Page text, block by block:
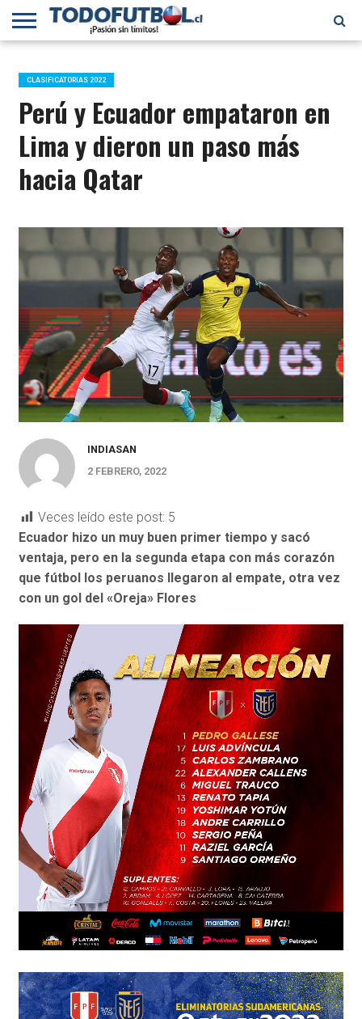
PRIMERA
B
SELECCIÓN
CHILENA
CHILENOS
EN EL
MUNDO
FÚTBOL
INTERNACIONAL
CLASIFICATORIAS 2022
Perú y Ecuador empataron en
Lima y dieron un paso más
hacia Qatar
INDIASAN
2 FEBRERO, 2022
Veces leído este post: 5
Ecuador hizo un muy buen primer tiempo y sacó
ventaja, pero en la segunda etapa con más corazón
que fútbol los peruanos llegaron al empate, otra vez
con un gol del «Oreja» Flores